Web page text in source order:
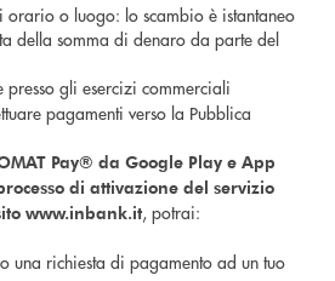
orario o luogo: lo scambio è istantaneo
della somma di denaro da parte del
presso gli esercizi commerciali
pagamenti verso la Pubblica
Pay® da Google Play e App
di attivazione del servizio
www.inbank.it, potrai:
una richiesta di pagamento ad un tuo